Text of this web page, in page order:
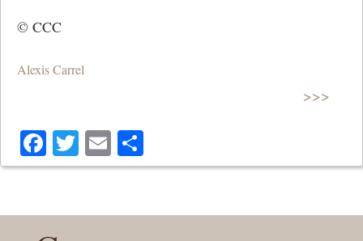
© CCC
Alexis Carrel
>>>
Facebook
Twitter
Email